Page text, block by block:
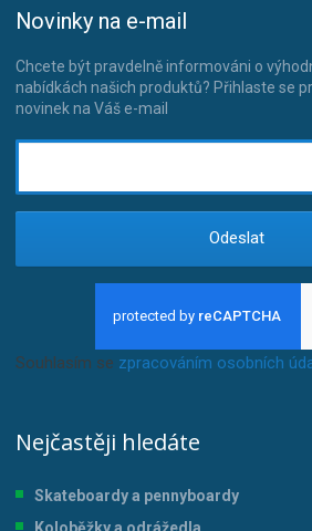
Novinky na e-mail
Chcete být pravdelně informováni o
nabídkách našich produktů? Přihlaste se
novinek na Váš e-mail
Odeslat
Souhlasím se zpracováním osobních
Nejčastěji hledáte
Skateboardy a pennyboardy
Koloběžky a odrážedla